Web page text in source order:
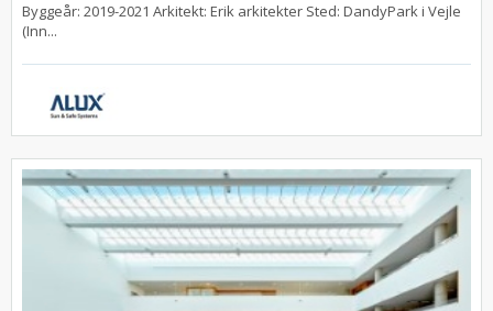
Byggeår: 2019-2021 Arkitekt: Erik arkitekter Sted: DandyPark i Vejle
(Inn...